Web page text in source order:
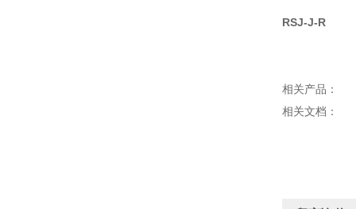
RSJ-J-R
相关产品：
相关文档：